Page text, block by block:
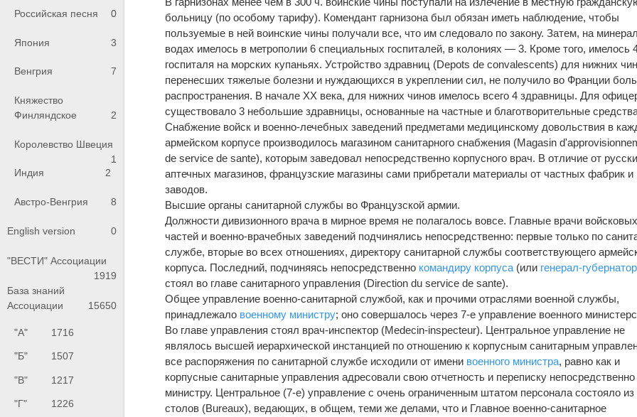
Российская песня 0
Япония 3
Венгрия 7
Княжество
Финляндское
2
Королевство Швеция
1
Индия
2
Австро-Венгрия 8
English version 0
"ВЕСТИ" Ассоциации
1919
База знаний
Ассоциации
15650
"А" 1716
"Б" 1507
"В" 1217
"Г" 1226
больницу (по особому тарифу). Комендант гарнизона был обязан иметь наблюдение, чтобы
пользуемые в ней воинские чины получали все, что им следовало по закону. Затем, на
водах имелось в метрополии 6 специальных госпиталей, в колониях — 3. Кроме того, имелось
госпиталя на морских купаньях. Устройство здравниц (Depots de convalescents) для нижних
перенесших тяжелые болезни и нуждающихся в укреплении сил, не получило во Франции
распространения. В начале XX века, для нижних чинов имелось всего 4 здравницы. Для
существовало 3 небольшие здравницы, основанные на частные и благотворительные
Снабжение войск и военно-лечебных заведений предметами медицинскому довольствия в
армейском корпусе производилось магазином санитарного снабжения (Magasin
de service de sante), которым заведовал непосредственно корпусного врач. В отличие от
аптечных магазинов, французские магазины сами прибретали материалы от частных фабрик и
заводов.
Высшие органы санитарной службы во Французской армии.
Должности дивизионного врача в мирное время не полагалось вовсе. Главные врачи войсковых
частей и военно-врачебных заведений подчинялись непосредственно: первые только по
службе, вторые во всех отношениях, директору санитарной службы соответствующего
корпуса. Последний, подчиняясь непосредственно командиру корпуса (или генерал-
стоял во главе санитарного управления (Direction du service de sante).
Общее управление военно-санитарной службой, как и прочими отраслями военной службы,
принадлежало военному министру; оно совершалось через 7-е управление военного
Во главе управления стоял врач-инспектор (Medecin-inspecteur). Центральное управление не
являлось высшей иерархической инстанцией по отношению к корпусным санитарным
все распоряжения по санитарной службе исходили от имени военного министра, равно как и
корпусные санитарные управления адресовали свою отчетность и переписку непосредственно
министру. Центральное (7-е) управление с очень ограниченным штатом персонала состояло из
столов (Bureaux), ведающих, в общем, теми же делами, что и Главное военно-санитарное